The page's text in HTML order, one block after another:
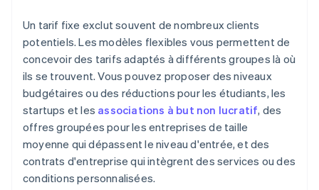
Un tarif fixe exclut souvent de nombreux clients
potentiels. Les modèles flexibles vous permettent de
concevoir des tarifs adaptés à différents groupes là où
ils se trouvent. Vous pouvez proposer des niveaux
budgétaires ou des réductions pour les étudiants, les
startups et les associations à but non lucratif, des
offres groupées pour les entreprises de taille
moyenne qui dépassent le niveau d'entrée, et des
contrats d'entreprise qui intègrent des services ou des
conditions personnalisées.